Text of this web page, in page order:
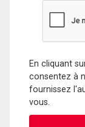
En cliquant
consentez à
fournissez
vous.